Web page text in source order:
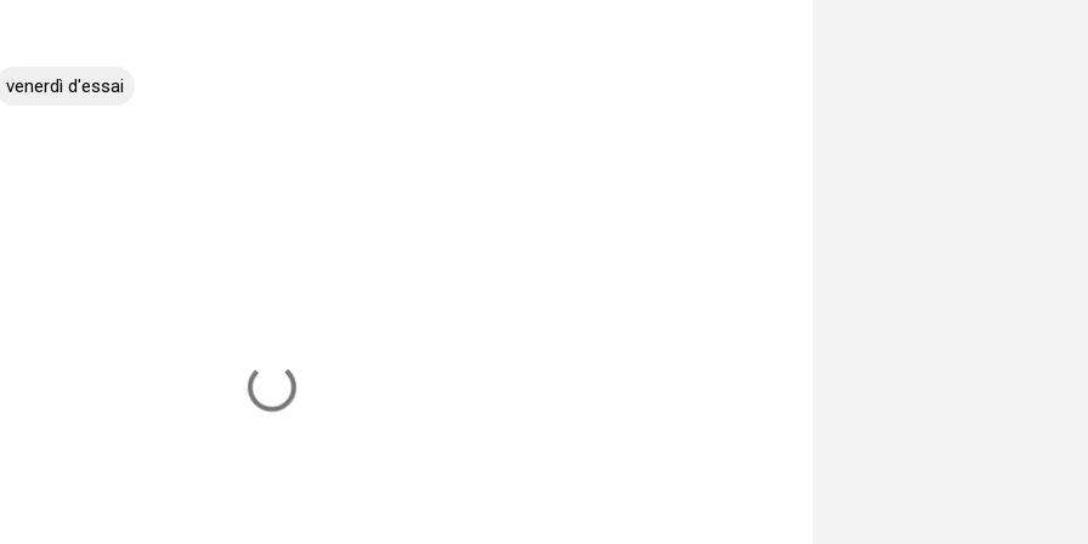
venerdì d'essai